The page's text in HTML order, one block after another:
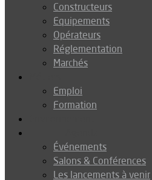
Constructeurs
Equipements
Opérateurs
Réglementation
Marchés
Emploi
Formation
Événements
Salons & Conférences
Les lancements à venir